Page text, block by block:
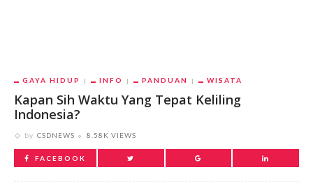
GAYA HIDUP INFO PANDUAN WISATA
Kapan Sih Waktu Yang Tepat Keliling
Indonesia?
by CSDNEWS 8.58K VIEWS
FACEBOOK